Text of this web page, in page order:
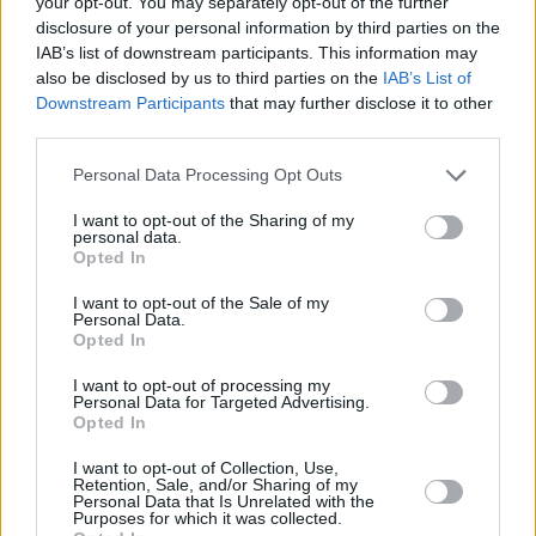
disclosure of your personal information by third parties on the
IAB’s list of downstream participants. This information may
also be disclosed by us to third parties on the IAB’s List of
Downstream Participants that may further disclose it to other
Personal Data Processing Opt Outs
I want to opt-out of the Sharing of my
personal data.
Opted In
I want to opt-out of the Sale of my
Personal Data.
Opted In
I want to opt-out of processing my
Personal Data for Targeted Advertising.
Opted In
I want to opt-out of Collection, Use,
Retention, Sale, and/or Sharing of my
Personal Data that Is Unrelated with the
Purposes for which it was collected.
που έχει ως στόχο να εκπαιδεύσει τους
επαγγελματίες αλιείς σε παραδοσιακές και νέες
μεθόδους που δημιουργούν συνθήκες βιώσιμης
FoodCo Παναγιωτάκης, εταιρεία με έδρα το
παραγωγή ελαιολάδου και στην παραγωγή /
εμπορία καφέ.
Freights, ηλεκτρονική πλατφόρμα ανταλλαγής
φορτίων και φορτηγών με έδρα τη Θεσσαλονίκη.
Mojestic P.C., εταιρεία με έδρα τη Θεσσαλονίκη
που δραστηριοποιείται μέσω διαδικτύου και
ειδικεύεται στην παραγωγή, διανομή και εμπορία
premium ξηράς τροφής για ζώα συντροφιάς.
Natural Balance, εταιρεία με έδρα τη